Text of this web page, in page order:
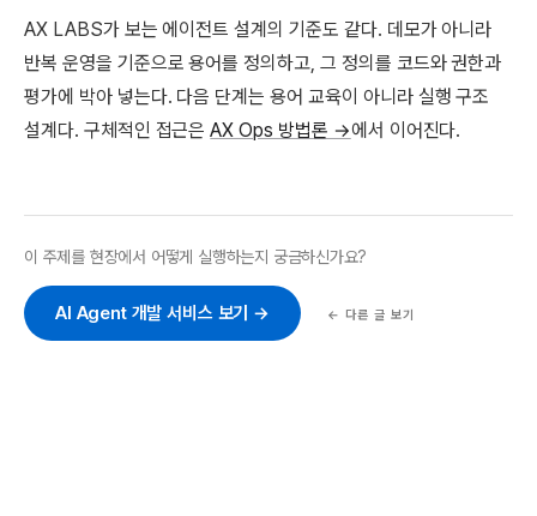
AX LABS가 보는 에이전트 설계의 기준도 같다. 데모가 아니라
반복 운영을 기준으로 용어를 정의하고, 그 정의를 코드와 권한과
평가에 박아 넣는다. 다음 단계는 용어 교육이 아니라 실행 구조
설계다. 구체적인 접근은AX Ops 방법론 →에서 이어진다.
이 주제를 현장에서 어떻게 실행하는지 궁금하신가요?
AI Agent 개발 서비스 보기 → ← 다른 글 보기